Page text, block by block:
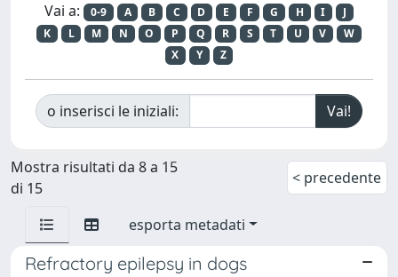
Vai a: 0-9 A B C D E F G H I
J
K
L M N O P Q R S T U V
W
X
Y Z
o inserisci le iniziali:
Mostra risultati da 8 a 15
di 15
< precedente
esporta metadati
Refractory epilepsy in dogs